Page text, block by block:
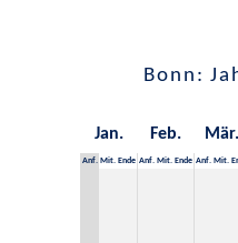
Bonn:
Jan. Feb. Mär.
Anf. Mit. Ende Anf. Mit. Ende Anf. Mit.